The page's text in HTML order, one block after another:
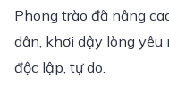
Phong trào đã nâng
dân, khơi dậy lòng
độc lập, tự do.